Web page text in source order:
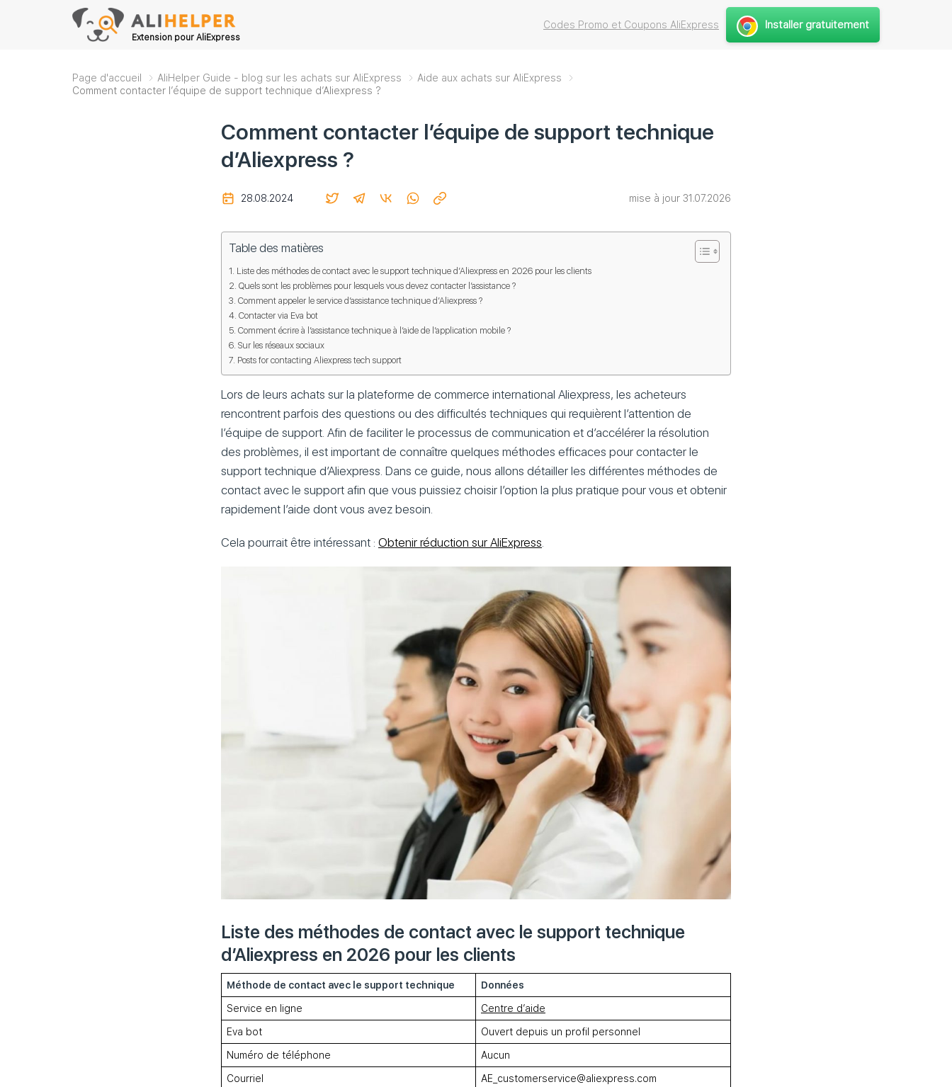
Extension pour AliExpress
Codes Promo et Coupons AliExpress Installer gratuitement
Page d'accueil AliHelper Guide - blog sur les achats sur AliExpress
Aide aux achats sur AliExpress
Comment contacter l’équipe de support technique d’Aliexpress ?
Comment contacter l’équipe de support technique
d’Aliexpress ?
28.08.2024 mise à jour 31.07.2026
Table des matières
Liste des méthodes de contact avec le support technique d’Aliexpress en 2026 pour les clients
Quels sont les problèmes pour lesquels vous devez contacter l’assistance ?
Comment appeler le service d’assistance technique d’Aliexpress ?
Contacter via Eva bot
Comment écrire à l’assistance technique à l’aide de l’application mobile ?
Sur les réseaux sociaux
Posts for contacting Aliexpress tech support
Lors de leurs achats sur la plateforme de commerce international Aliexpress, les acheteurs
rencontrent parfois des questions ou des difficultés techniques qui requièrent l’attention de
l’équipe de support. Afin de faciliter le processus de communication et d’accélérer la résolution
des problèmes, il est important de connaître quelques méthodes efficaces pour contacter le
support technique d’Aliexpress. Dans ce guide, nous allons détailler les différentes méthodes de
contact avec le support afin que vous puissiez choisir l’option la plus pratique pour vous et obtenir
rapidement l’aide dont vous avez besoin.
Cela pourrait être intéressant : Obtenir réduction sur AliExpress
Liste des méthodes de contact avec le support technique
d’Aliexpress en 2026 pour les clients
Méthode de contact avec le support technique Données
Service en ligne Centre d’aide
Eva bot Ouvert depuis un profil personnel
Numéro de téléphone Aucun
Courriel AE_customerservice@aliexpress.com